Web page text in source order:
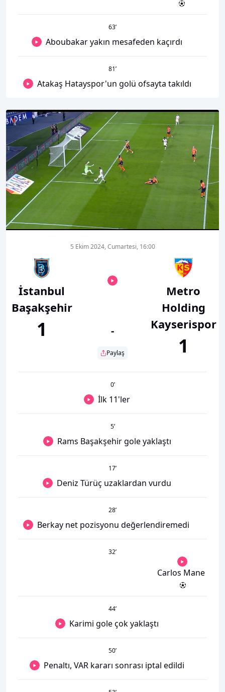
63’
Aboubakar yakın mesafeden kaçırdı
81’
Atakaş Hatayspor'un golü ofsayta takıldı
00:01 00:00
İstanbul
Başakşehir
1
5 Ekim 2024, Cumartesi, 16:00
-
Paylaş
Metro
Holding
Kayserispor
1
0’
İlk 11'ler
5’
Rams Başakşehir gole yaklaştı
17’
Deniz Türüç uzaklardan vurdu
28’
Berkay net pozisyonu değerlendiremedi
32’
Carlos Mane
44’
Karimi gole çok yaklaştı
50’
Penaltı, VAR kararı sonrası iptal edildi